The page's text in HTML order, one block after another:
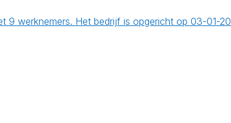
9 werknemers. Het bedrijf is opgericht op 03-01-